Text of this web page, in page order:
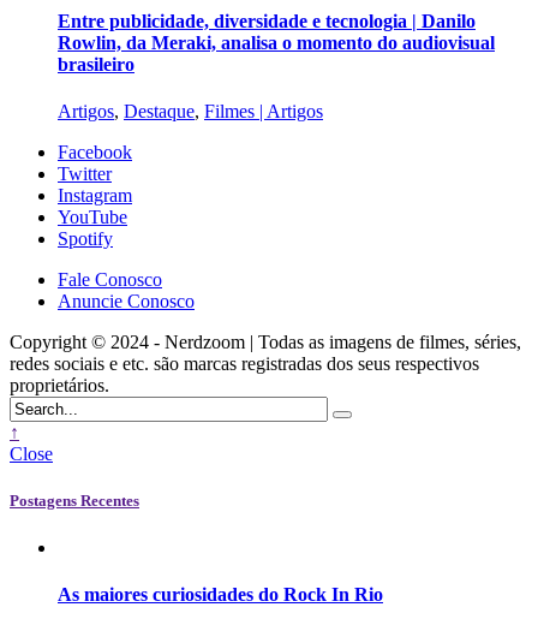
Entre publicidade, diversidade e tecnologia | Danilo
Rowlin, da Meraki, analisa o momento do audiovisual
brasileiro
Artigos, Destaque, Filmes | Artigos
Facebook
Twitter
Instagram
YouTube
Spotify
Fale Conosco
Anuncie Conosco
Copyright © 2024 - Nerdzoom | Todas as imagens de filmes, séries,
redes sociais e etc. são marcas registradas dos seus respectivos
proprietários.
↑
Close
Postagens Recentes
As maiores curiosidades do Rock In Rio